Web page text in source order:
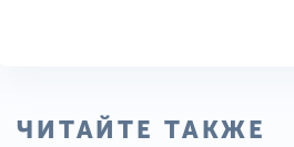
ЧИТАЙТЕ ТАКЖЕ